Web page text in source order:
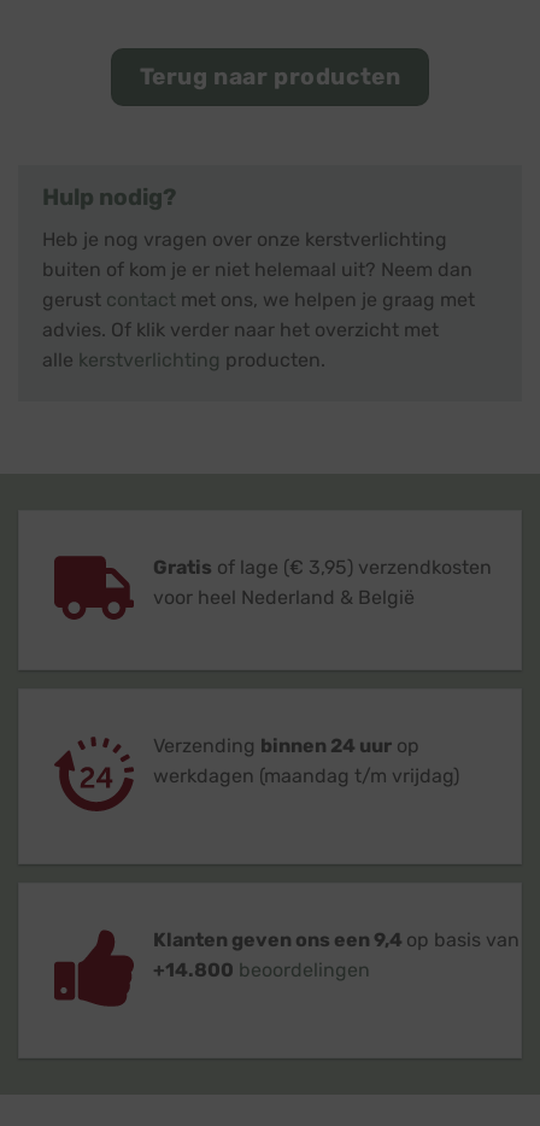
Terug naar producten
Hulp nodig?
Heb je nog vragen over onze kerstverlichting
buiten of kom je er niet helemaal uit? Neem dan
gerust contact met ons, we helpen je graag met
advies. Of klik verder naar het overzicht met
alle kerstverlichting producten.
Gratis of lage (€ 3,95) verzendkosten
voor heel Nederland & België
Verzending binnen 24 uur op
werkdagen (maandag t/m vrijdag)
Klanten geven ons een 9,4 op basis van
+14.800 beoordelingen